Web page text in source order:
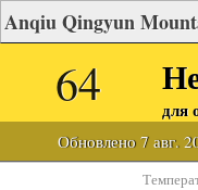
64 для
Обновлено 7 авг.